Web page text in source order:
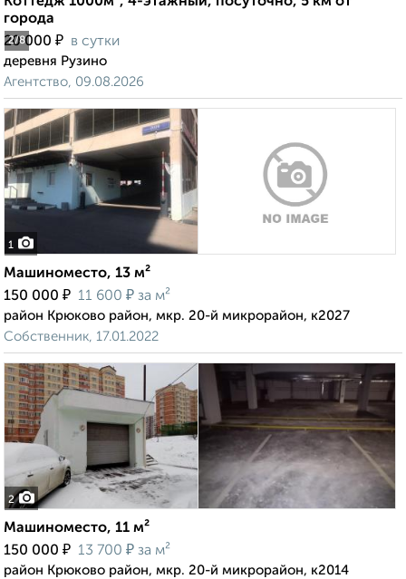
2/8
города
20 000 ₽ в сутки
деревня Рузино
Агентство, 09.08.2026
1
Машиноместо, 13 м²
150 000 ₽ 11 600 ₽ за м²
район Крюково район, мкр. 20-й микрорайон, к2027
Собственник, 17.01.2022
2
Машиноместо, 11 м²
150 000 ₽ 13 700 ₽ за м²
район Крюково район, мкр. 20-й микрорайон, к2014